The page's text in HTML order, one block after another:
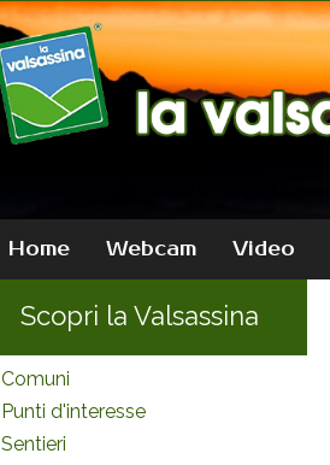
Home Webcam Video
Scopri la Valsassina
Comuni
Punti d'interesse
Sentieri